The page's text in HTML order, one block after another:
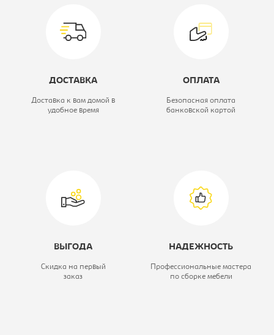
-
Глубина, мм:
ДОСТАВКА
Доставка к вам домой в
удобное время
ОПЛАТА
Безопасная оплата
банковской картой
ВЫГОДА
Скидка на первый
заказ
НАДЕЖНОСТЬ
Профессиональные мастера
по сборке мебели